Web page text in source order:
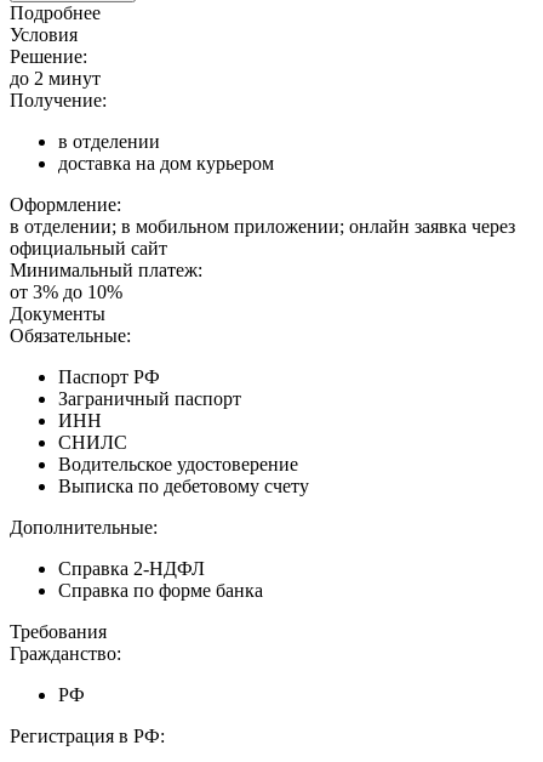
Подробнее
Условия
Решение:
до 2 минут
Получение:
в отделении
доставка на дом курьером
Оформление:
в отделении; в мобильном приложении; онлайн заявка через
официальный сайт
Минимальный платеж:
от 3% до 10%
Документы
Обязательные:
Паспорт РФ
Заграничный паспорт
ИНН
СНИЛС
Водительское удостоверение
Выписка по дебетовому счету
Дополнительные:
Справка 2-НДФЛ
Справка по форме банка
Требования
Гражданство:
РФ
Регистрация в РФ: